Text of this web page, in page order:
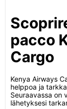
pacco
Cargo
Kenya Airways
helppoa ja
Seuraavassa on
lähetyksesi